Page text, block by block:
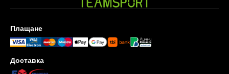
Плащане
Доставка